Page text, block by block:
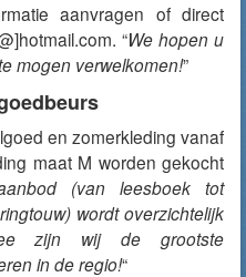
aanvragen of direct
“We hopen u
mogen verwelkomen!”
en zomerkleding vanaf
maat M worden gekocht
(van leesboek tot
wordt overzichtelijk
zijn wij de grootste
in de regio!“